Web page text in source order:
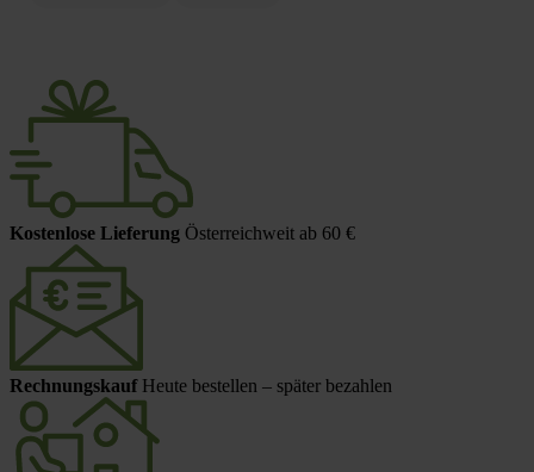
Kostenlose Lieferung Österreichweit ab 60 €
Rechnungskauf Heute bestellen – später bezahlen